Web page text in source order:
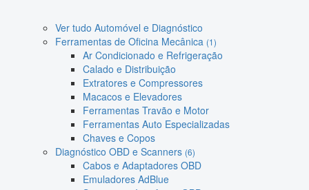
Ver tudo Automóvel e Diagnóstico
Ferramentas de Oficina Mecânica (1)
Ar Condicionado e Refrigeração
Calado e Distribuição
Extratores e Compressores
Macacos e Elevadores
Ferramentas Travão e Motor
Ferramentas Auto Especializadas
Chaves e Copos
Diagnóstico OBD e Scanners (6)
Cabos e Adaptadores OBD
Emuladores AdBlue